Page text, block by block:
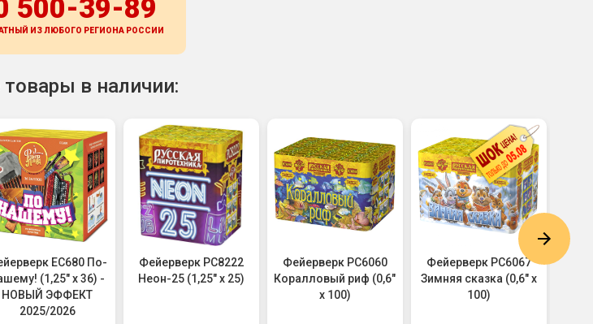
500-39-89
ИЗ ЛЮБОГО РЕГИОНА РОССИИ
в наличии:
ЕС680 По-
(1,25" х 36) -
НОВЫЙ ЭФФЕКТ
2025/2026
Фейерверк РС8222
Неон-25 (1,25" х 25)
Фейерверк РС6060
Коралловый риф (0,6"
х 100)
Фейерверк РС6067
Зимняя сказка (0,6" х
100)